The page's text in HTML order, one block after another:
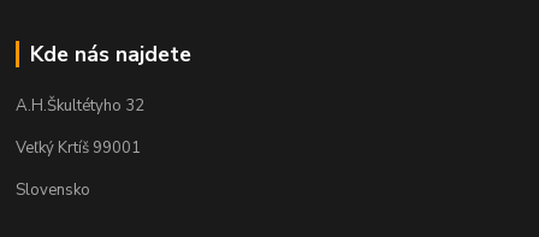
Kde nás najdete
A.H.Škultétyho 32
Veľký Krtíš 99001
Slovensko